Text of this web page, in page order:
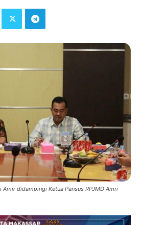
Amir didampingi Ketua Pansus RPJMD Amri